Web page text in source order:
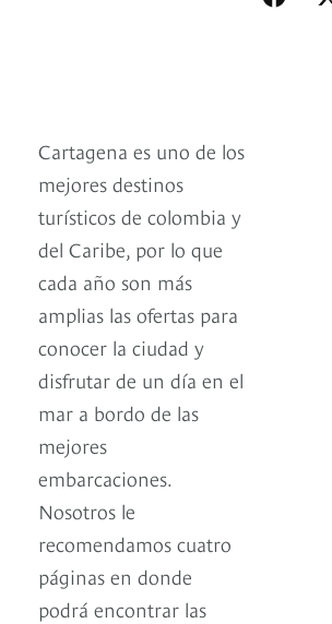
Cartagena es uno de los
mejores destinos
turísticos de colombia y
del Caribe, por lo que
cada año son más
amplias las ofertas para
conocer la ciudad y
disfrutar de un día en el
mar a bordo de las
mejores
embarcaciones.
Nosotros le
recomendamos cuatro
páginas en donde
podrá encontrar las